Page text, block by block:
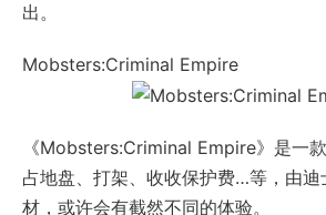
出。
Mobsters:Criminal Empire
《Mobsters:Criminal Empire》是一
占地盘、打架、收收保护费…等，由迪
材，或许会有截然不同的体验。